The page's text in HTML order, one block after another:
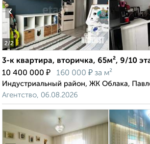
2/2
‹
3-к квартира, вторичка, 65м², 9/10
10 400 000 ₽ 160 000 ₽ за м²
Индустриальный район, ЖК Облака,
Агентство, 06.08.2026